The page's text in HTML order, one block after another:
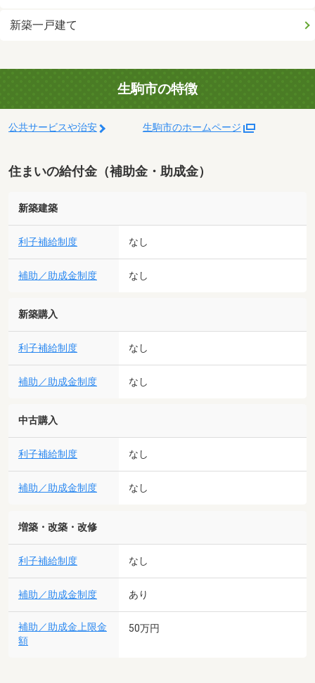
新築一戸建て
生駒市の特徴
公共サービスや治安 生駒市のホームページ
住まいの給付金（補助金・助成金）
新築建築
利子補給制度 なし
補助／助成金制度 なし
新築購入
利子補給制度 なし
補助／助成金制度 なし
中古購入
利子補給制度 なし
補助／助成金制度 なし
増築・改築・改修
利子補給制度 なし
補助／助成金制度 あり
補助／助成金上限金
額
50万円